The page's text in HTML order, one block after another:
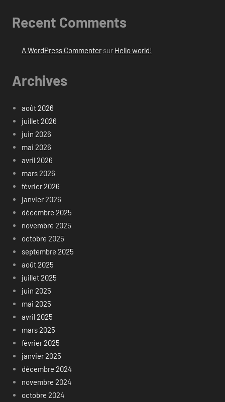
Recent Comments
A WordPress Commentersur Hello world!
Archives
août 2026
juillet 2026
juin 2026
mai 2026
avril 2026
mars 2026
février 2026
janvier 2026
décembre 2025
novembre 2025
octobre 2025
septembre 2025
août 2025
juillet 2025
juin 2025
mai 2025
avril 2025
mars 2025
février 2025
janvier 2025
décembre 2024
novembre 2024
octobre 2024